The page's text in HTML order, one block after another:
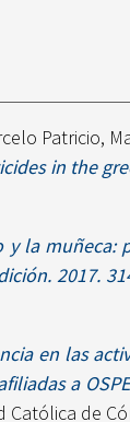
Patricio,
in the
y la
2017.
en las
a
Católica de